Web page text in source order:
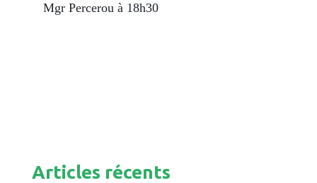
Mgr Percerou à 18h30
Articles récents